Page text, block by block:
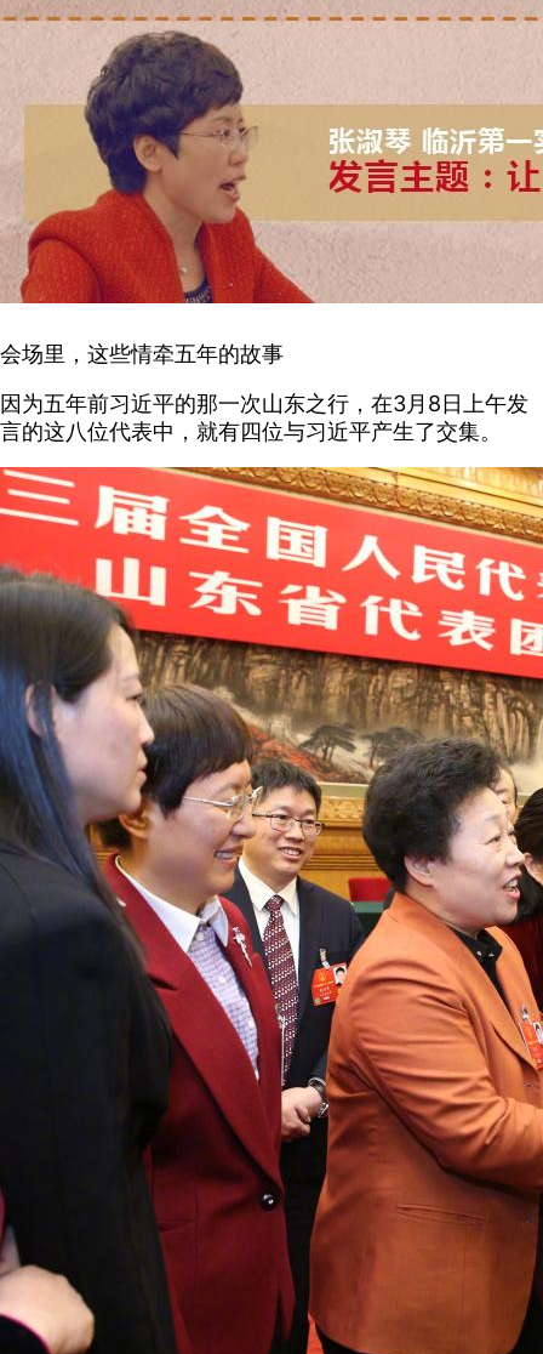
会场里，这些情牵五年的故事
因为五年前习近平的那一次山东之行，在3月8日上午发
言的这八位代表中，就有四位与习近平产生了交集。